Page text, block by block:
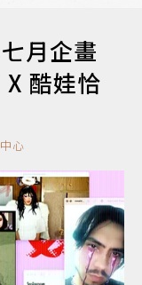
月企畫
X 酷娃恰
心